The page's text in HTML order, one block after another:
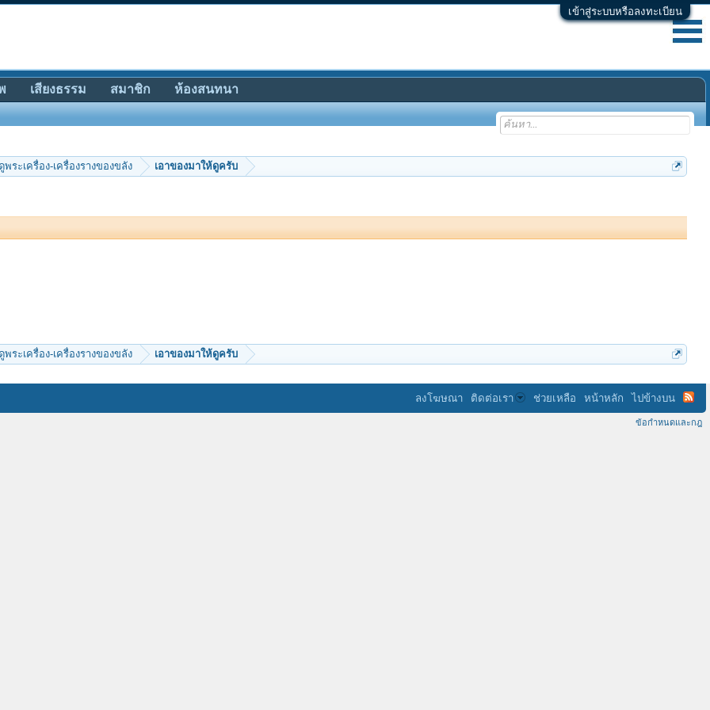
เข้าสู่ระบบหรือลงทะเบียน
พระเครื่อง-เครื่องรางของขลัง เอาของมาให้ดูครับ
พระเครื่อง-เครื่องรางของขลัง เอาของมาให้ดูครับ
เสียงธรรม สมาชิก ห้องสนทนา
ลงโฆษณา ติดต่อเรา ช่วยเหลือ หน้าหลัก ไปข้างบน
ข้อกำหนดและกฎ